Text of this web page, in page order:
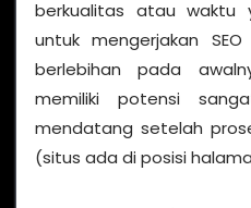
berkualitas atau waktu
untuk mengerjakan
berlebihan pada
memiliki potensi
mendatang setelah
(situs ada di posisi